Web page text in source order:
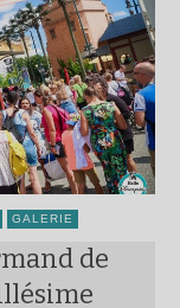
GALERIE
de